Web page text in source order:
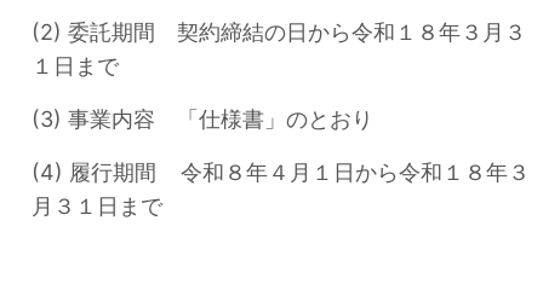
(2) 委託期間 契約締結の日から令和１８年３月３
１日まで
(3) 事業内容 「仕様書」のとおり
(4) 履行期間 令和８年４月１日から令和１８年３
月３１日まで